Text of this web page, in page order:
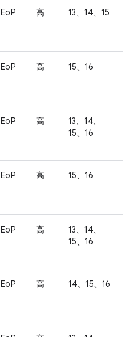
EoP 高 13、14、15
EoP 高 15、16
EoP 高
13、14、
15、16
EoP 高 15、16
EoP 高
13、14、
15、16
EoP 高 14、15、16